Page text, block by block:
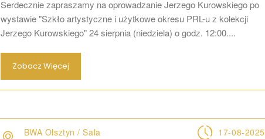
Serdecznie zapraszamy na oprowadzanie Jerzego Kurowskiego po
wystawie "Szkło artystyczne i użytkowe okresu PRL-u z kolekcji
Jerzego Kurowskiego" 24 sierpnia (niedziela) o godz. 12:00....
Zobacz Więcej
BWA Olsztyn / Sala
17-08-2025